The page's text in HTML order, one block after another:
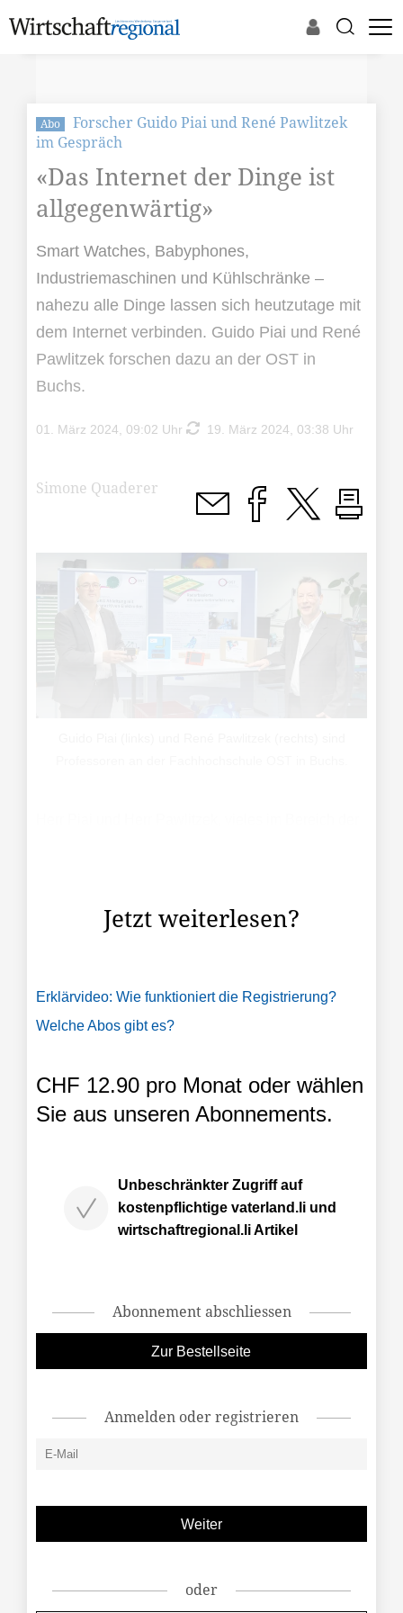
Abo
Forscher Guido Piai und René Pawlitzek
im Gespräch
«Das Internet der Dinge ist
allgegenwärtig»
Smart Watches, Babyphones,
Industriemaschinen und Kühlschränke –
nahezu alle Dinge lassen sich heutzutage mit
dem Internet verbinden. Guido Piai und René
Pawlitzek forschen dazu an der OST in
Buchs.
01. März 2024, 09:02 Uhr 19. März 2024, 03:38 Uhr
Simone Quaderer
Jetzt weiterlesen?
Erklärvideo: Wie funktioniert die Registrierung?
Welche Abos gibt es?
CHF 12.90 pro Monat oder wählen
Sie aus unseren Abonnements.
Unbeschränkter Zugriff auf
kostenpflichtige vaterland.li und
wirtschaftregional.li Artikel
Abonnement abschliessen
Zur Bestellseite
Anmelden oder registrieren
oder